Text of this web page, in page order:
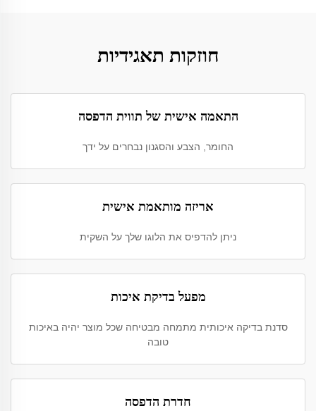
חוזקות תאגידיות
התאמה אישית של תווית הדפסה
החומר, הצבע והסגנון נבחרים על ידך
אריזה מותאמת אישית
ניתן להדפיס את הלוגו שלך על השקית
מפעל בדיקת איכות
סדנת בדיקה איכותית מתמחה מבטיחה שכל מוצר יהיה באיכות
טובה
חדרת הדפסה